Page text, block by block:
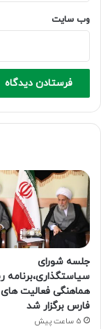
وب‌ سایت
جلسه شورای
سیاستگذاری،برنامه
هماهنگی فعالیت
فارس برگزار شد
5 ساعت پیش